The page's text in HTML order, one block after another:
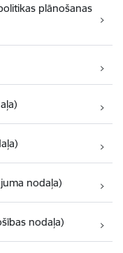
plānošanas
nodaļa)
nodaļa)